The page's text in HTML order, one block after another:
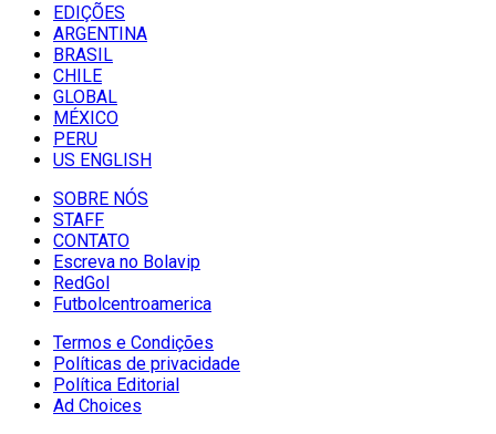
EDIÇÕES
ARGENTINA
BRASIL
CHILE
GLOBAL
MÉXICO
PERU
US ENGLISH
SOBRE NÓS
STAFF
CONTATO
Escreva no Bolavip
RedGol
Futbolcentroamerica
Termos e Condições
Políticas de privacidade
Política Editorial
Ad Choices